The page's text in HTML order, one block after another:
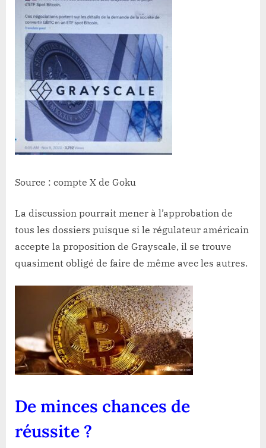
Source : compte X de Goku
La discussion pourrait mener à l’approbation de
tous les dossiers puisque si le régulateur américain
accepte la proposition de Grayscale, il se trouve
quasiment obligé de faire de même avec les autres.
De minces chances de
réussite ?